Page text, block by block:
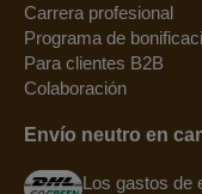
Carrera profesional
Programa de
Para clientes B2B
Colaboración
Envío neutro en
Los gastos de